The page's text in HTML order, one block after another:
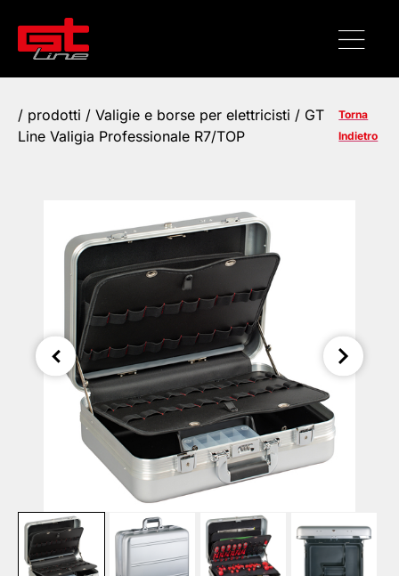
/ prodotti / Valigie e borse per elettricisti / GT
Line Valigia Professionale R7/TOP
Torna
Indietro